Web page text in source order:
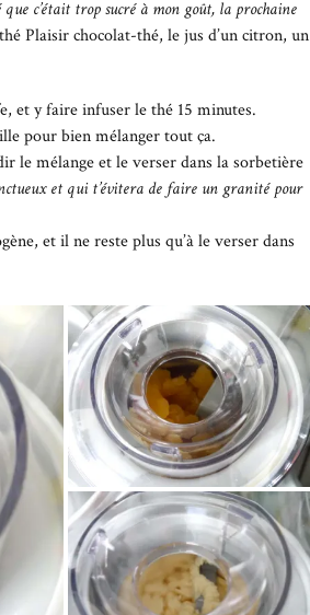
que c’était trop sucré à mon goût, la prochaine
Plaisir chocolat-thé, le jus d’un citron, un
et y faire infuser le thé 15 minutes.
pour bien mélanger tout ça.
le mélange et le verser dans la sorbetière
et qui t’évitera de faire un granité pour
et il ne reste plus qu’à le verser dans